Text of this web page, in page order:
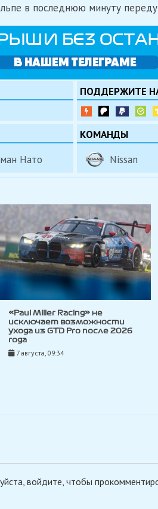
в последнюю минуту
ПОДДЕРЖИТЕ
Нато
КОМАНДЫ
Nissan
«Paul Miller Racing» не
исключает возможности
ухода из GTD Pro после 2026
года
7 августа, 09:34
войдите, чтобы